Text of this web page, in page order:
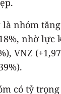
nhóm
nhờ lực
VNZ
có tỷ